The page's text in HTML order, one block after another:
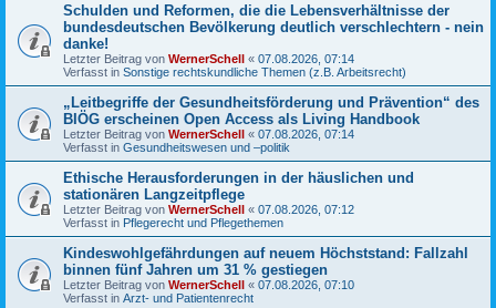
Schulden und Reformen, die die Lebensverhältnisse der
bundesdeutschen Bevölkerung deutlich verschlechtern - nein
danke!
Letzter Beitrag von WernerSchell « 07.08.2026, 07:14
Verfasst in Sonstige rechtskundliche Themen (z.B. Arbeitsrecht)
„Leitbegriffe der Gesundheitsförderung und Prävention“ des
BIÖG erscheinen Open Access als Living Handbook
Letzter Beitrag von WernerSchell « 07.08.2026, 07:14
Verfasst in Gesundheitswesen und –politik
Ethische Herausforderungen in der häuslichen und
stationären Langzeitpflege
Letzter Beitrag von WernerSchell « 07.08.2026, 07:12
Verfasst in Pflegerecht und Pflegethemen
Kindeswohlgefährdungen auf neuem Höchststand: Fallzahl
binnen fünf Jahren um 31 % gestiegen
Letzter Beitrag von WernerSchell « 07.08.2026, 07:10
Verfasst in Arzt- und Patientenrecht